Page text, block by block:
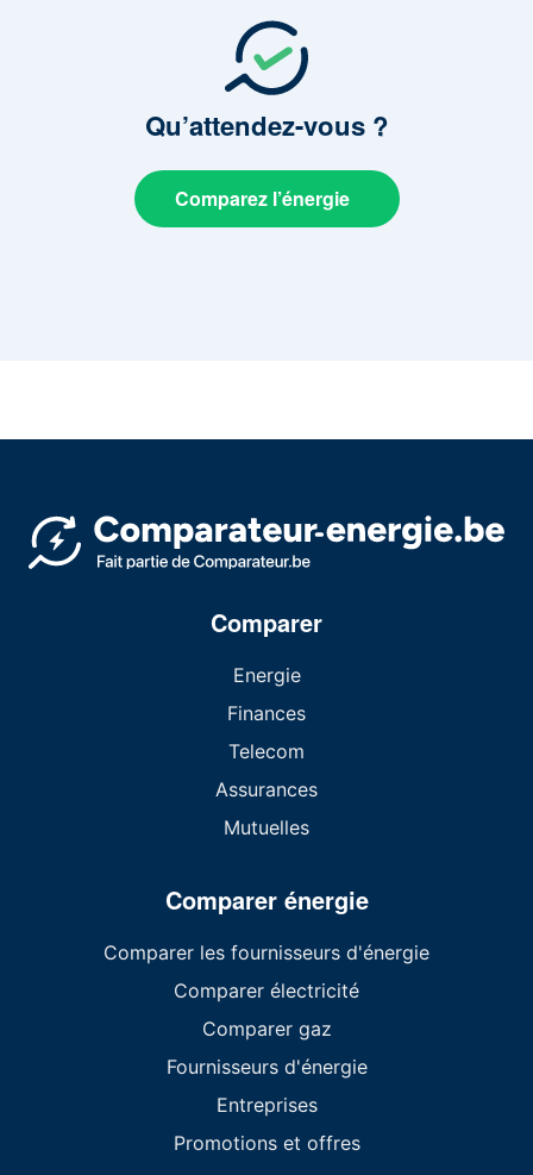
Qu’attendez-vous?
Comparez l’énergie
Comparer
Energie
Finances
Telecom
Assurances
Mutuelles
Comparer énergie
Comparer les fournisseurs d'énergie
Comparer électricité
Comparer gaz
Fournisseurs d'énergie
Entreprises
Promotions et offres